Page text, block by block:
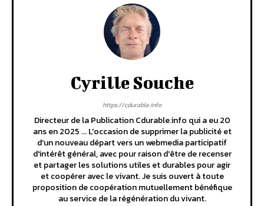
Cyrille Souche
https://cdurable.info
Directeur de la Publication Cdurable.info qui a eu 20
ans en 2025 ... L'occasion de supprimer la publicité et
d'un nouveau départ vers un webmedia participatif
d'intérêt général, avec pour raison d'être de recenser
et partager les solutions utiles et durables pour agir
et coopérer avec le vivant. Je suis ouvert à toute
proposition de coopération mutuellement bénéfique
au service de la régénération du vivant.